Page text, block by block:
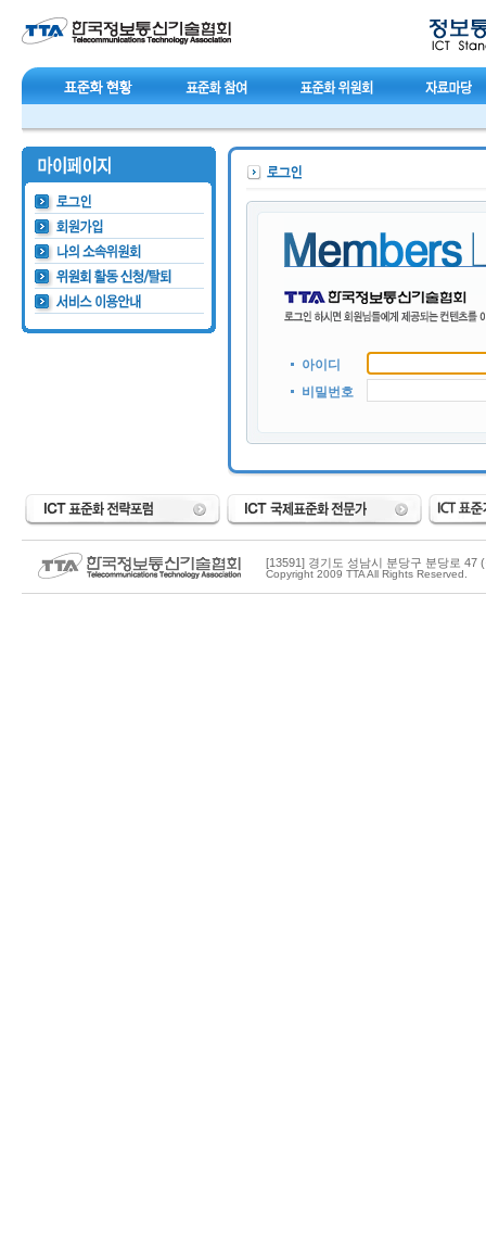
아이디
비밀번호
[13591] 경기도 성남시 분당구 분당로 47
Copyright 2009 TTA All Rights Reserved.